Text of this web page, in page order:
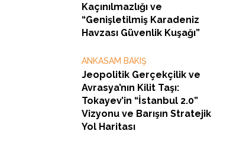
Kaçınılmazlığı ve
“Genişletilmiş Karadeniz
Havzası Güvenlik Kuşağı”
ANKASAM BAKIŞ
Jeopolitik Gerçekçilik ve
Avrasya’nın Kilit Taşı:
Tokayev’in “İstanbul 2.0”
Vizyonu ve Barışın Stratejik
Yol Haritası